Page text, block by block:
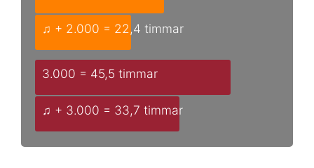
♫ + 2.000 = 22,4 timmar
3.000 = 45,5 timmar
♫ + 3.000 = 33,7 timmar